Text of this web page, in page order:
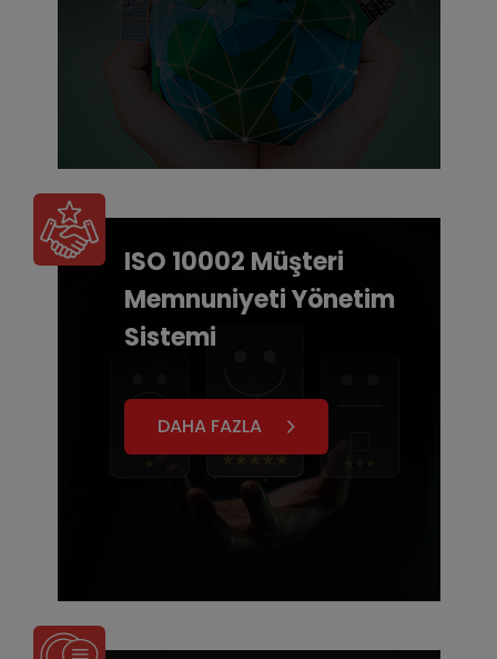
ISO 10002 Müşteri
Memnuniyeti Yönetim
Sistemi
DAHA FAZLA